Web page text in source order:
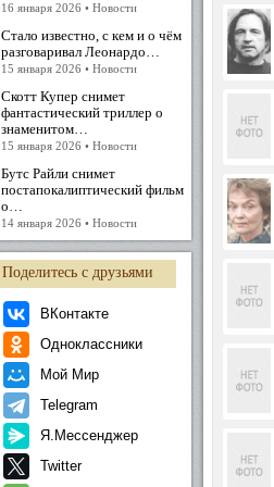
16 января 2026 • Новости
Стало известно, с кем и о чём
разговаривал Леонардо…
15 января 2026 • Новости
Скотт Купер снимет
фантастический триллер о
знаменитом…
15 января 2026 • Новости
Бутс Райли снимет
постапокалиптический фильм
о…
14 января 2026 • Новости
Поделитесь с друзьями
ВКонтакте
Одноклассники
Мой Мир
Telegram
Я.Мессенджер
Twitter